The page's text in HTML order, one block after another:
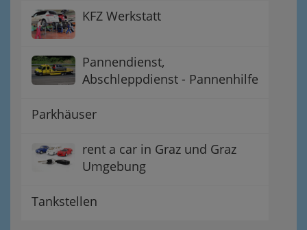
KFZ Werkstatt
Pannendienst,
Abschleppdienst - Pannenhilfe
Parkhäuser
rent a car in Graz und Graz
Umgebung
Tankstellen